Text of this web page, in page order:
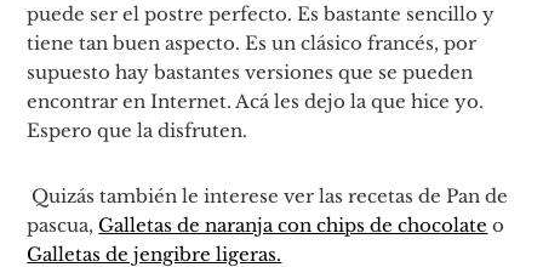
puede ser el postre perfecto. Es bastante sencillo y
tiene tan buen aspecto. Es un clásico francés, por
supuesto hay bastantes versiones que se pueden
encontrar en Internet. Acá les dejo la que hice yo.
Espero que la disfruten.
Quizás también le interese ver las recetas de Pan de
pascua, Galletas de naranja con chips de chocolate o
Galletas de jengibre ligeras.